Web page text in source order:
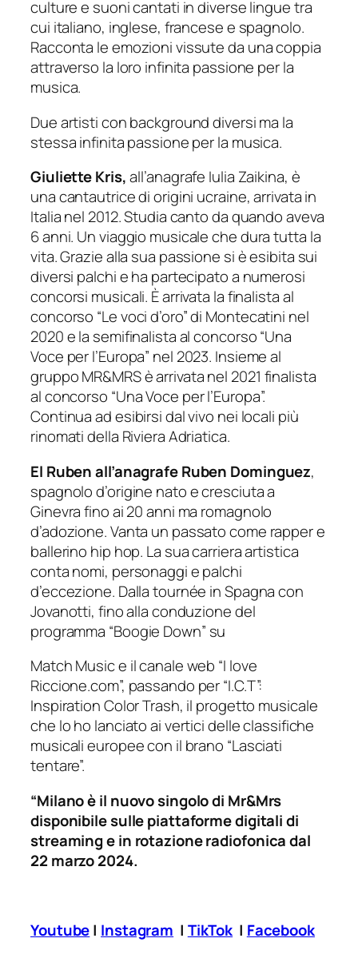
culture e suoni cantati in diverse lingue tra
cui italiano, inglese, francese e spagnolo.
Racconta le emozioni vissute da una coppia
attraverso la loro infinita passione per la
musica.
Due artisti con background diversi ma la
stessa infinita passione per la musica.
Giuliette Kris,all’anagrafe Iulia Zaikina, è
una cantautrice di origini ucraine, arrivata in
Italia nel 2012. Studia canto da quando aveva
6 anni. Un viaggio musicale che dura tutta la
vita. Grazie alla sua passione si è esibita sui
diversi palchi e ha partecipato a numerosi
concorsi musicali. È arrivata la finalista al
concorso “Le voci d’oro” di Montecatini nel
2020 e la semifinalista al concorso “Una
Voce per l’Europa” nel 2023. Insieme al
gruppo MR&MRS è arrivata nel 2021 finalista
al concorso “Una Voce per l’Europa”.
Continua ad esibirsi dal vivo nei locali più
rinomati della Riviera Adriatica.
El Ruben all’anagrafe Ruben Dominguez,
spagnolo d’origine nato e cresciuta a
Ginevra fino ai 20 anni ma romagnolo
d’adozione. Vanta un passato come rapper e
ballerino hip hop. La sua carriera artistica
conta nomi, personaggi e palchi
d’eccezione. Dalla tournée in Spagna con
Jovanotti, fino alla conduzione del
programma “Boogie Down” su
Match Music e il canale web “I love
Riccione.com”, passando per “I.C.T”:
Inspiration Color Trash, il progetto musicale
che lo ho lanciato ai vertici delle classifiche
musicali europee con il brano “Lasciati
tentare”.
“Milano è il nuovo singolo di Mr&Mrs
disponibile sulle piattaforme digitali di
streaming e in rotazione radiofonica dal
22 marzo 2024.
Youtube| Instagram | TikTok | Facebook